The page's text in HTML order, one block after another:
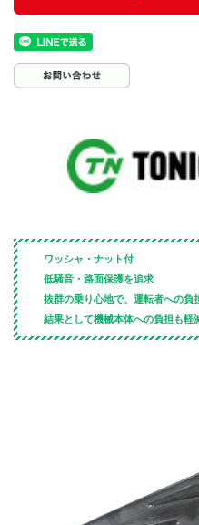
ワッシャ・ナット付
低騒音・路面保護を追求
抜群の乗り心地で、運転者への負
結果として機械本体への負担も軽